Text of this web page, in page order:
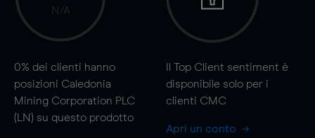
N/A
0% dei clienti hanno
posizioni Caledonia
Mining Corporation PLC
(LN) su questo prodotto
Il Top Client sentiment è
disponibile solo per i
clienti CMC
Apri un conto